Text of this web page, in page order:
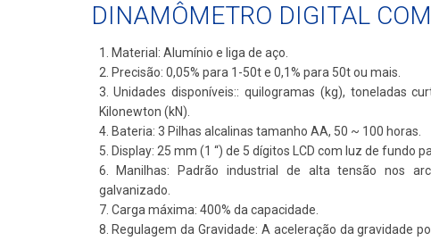
DINAMÔMETRO DIGITAL
1. Material: Alumínio e liga de aço.
2. Precisão: 0,05% para 1-50t e 0,1% para 50t ou mais.
3. Unidades disponíveis:: quilogramas (kg), toneladas
Kilonewton (kN).
4. Bateria: 3 Pilhas alcalinas tamanho AA, 50 ~ 100 horas.
5. Display: 25 mm (1 “) de 5 dígitos LCD com luz de fundo
6. Manilhas: Padrão industrial de alta tensão nos
galvanizado.
7. Carga máxima: 400% da capacidade.
8. Regulagem da Gravidade: A aceleração da gravidade